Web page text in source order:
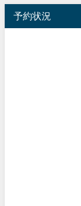
予約状況